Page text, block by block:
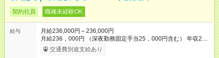
契約社員 職種未経験OK
給与
月給236,000円～236,000円
月給236，000円 （深夜勤務固定手当25，000円含む） 年収2，
832，000円 ※深夜労働の有無にかかわらず定額支給します。 超
過分は別途支給いたします。 【試用期間】試用期間あり 試用期
交通費別途支給あり